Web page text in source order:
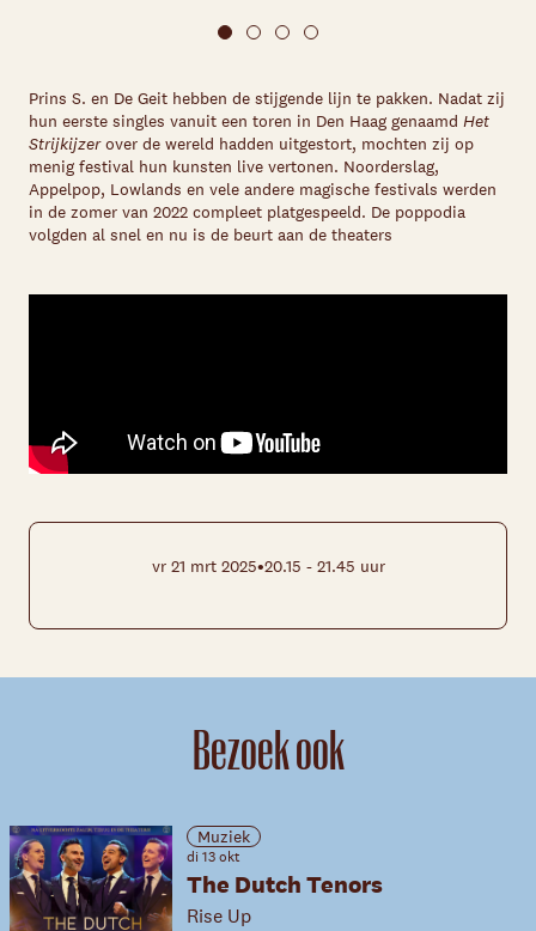
Prins S. en De Geit hebben de stijgende lijn te pakken. Nadat zij
hun eerste singles vanuit een toren in Den Haag genaamd Het
Strijkijzerover de wereld hadden uitgestort, mochten zij op
menig festival hun kunsten live vertonen. Noorderslag,
Appelpop, Lowlands en vele andere magische festivals werden
in de zomer van 2022 compleet platgespeeld. De poppodia
volgden al snel en nu is de beurt aan de theaters
vr 21 mrt 2025•20.15 - 21.45 uur
Bezoek ook
Muziek
di 13 okt
The Dutch Tenors
Rise Up